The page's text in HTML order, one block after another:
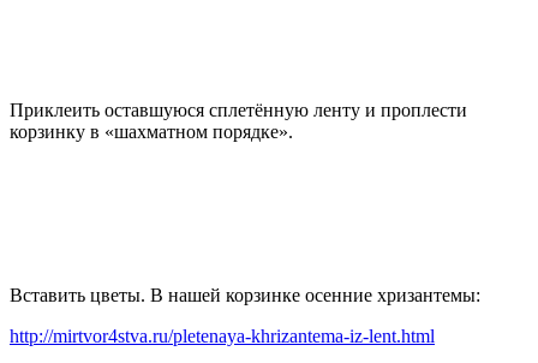
Приклеить оставшуюся сплетённую ленту и проплести
корзинку в «шахматном порядке».
Вставить цветы. В нашей корзинке осенние хризантемы:
http://mirtvor4stva.ru/pletenaya-khrizantema-iz-lent.html